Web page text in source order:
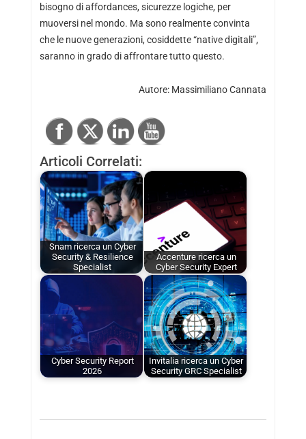
bisogno di affordances, sicurezze logiche, per
muoversi nel mondo. Ma sono realmente convinta
che le nuove generazioni, cosiddette “native digitali”,
saranno in grado di affrontare tutto questo.
Autore: Massimiliano Cannata
Articoli Correlati:
Snam ricerca un Cyber
Security & Resilience
Specialist
Accenture ricerca un
Cyber Security Expert
Cyber Security Report
2026
Invitalia ricerca un Cyber
Security GRC Specialist